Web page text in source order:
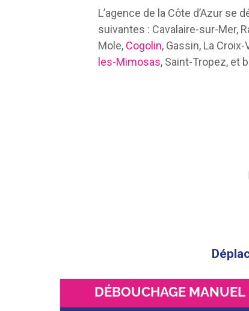
L’agence de la Côte d’Azur se
suivantes : Cavalaire-sur-Mer,
Mole, Cogolin, Gassin, La
les-Mimosas, Saint-Tropez, et
DÉBOUCHAGE MANUEL